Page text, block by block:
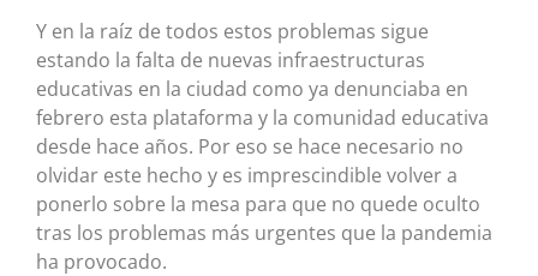
Y en la raíz de todos estos problemas sigue
estando la falta de nuevas infraestructuras
educativas en la ciudad como ya denunciaba en
febrero esta plataforma y la comunidad educativa
desde hace años. Por eso se hace necesario no
olvidar este hecho y es imprescindible volver a
ponerlo sobre la mesa para que no quede oculto
tras los problemas más urgentes que la pandemia
ha provocado.